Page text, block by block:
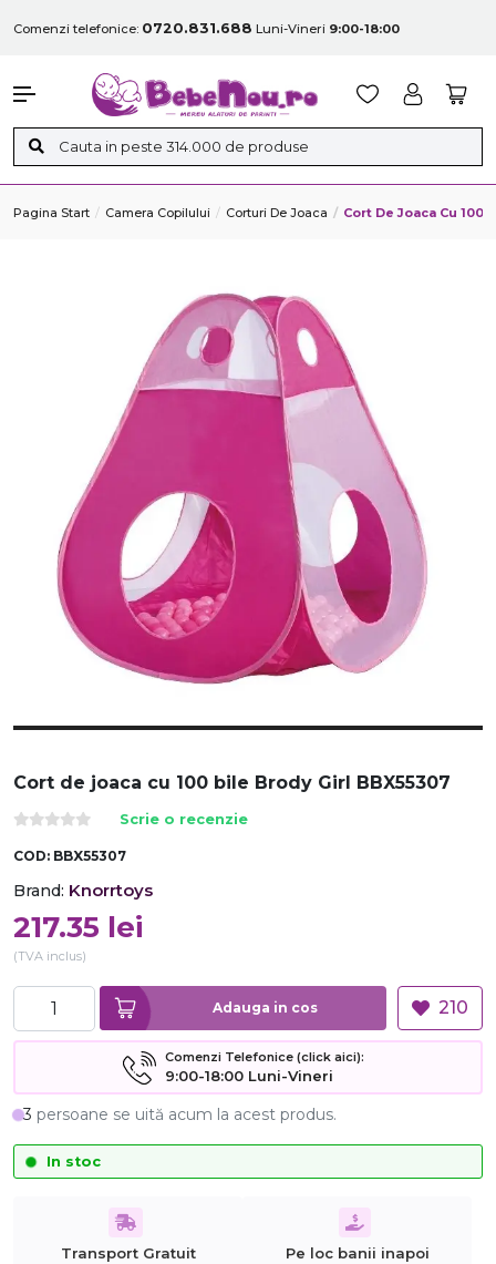
Comenzi telefonice: 0720.831.688 Luni-Vineri 9:00-18:00
Pagina Start Camera Copilului Corturi De Joaca Cort De Joaca Cu 100
Cort de joaca cu 100 bile Brody Girl BBX55307
Scrie o recenzie
COD: BBX55307
Brand: Knorrtoys
217.35 lei
(TVA inclus)
Adauga in cos 210
Comenzi Telefonice (click aici):
9:00-18:00 Luni-Vineri
3 persoane se uită acum la acest produs.
In stoc
Transport Gratuit Pe loc banii inapoi